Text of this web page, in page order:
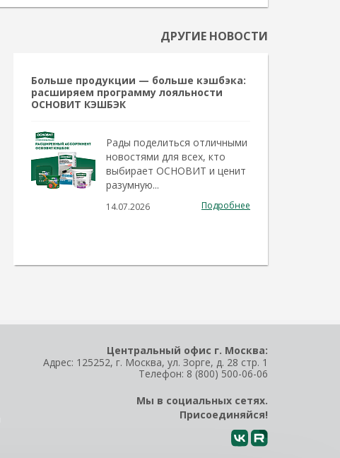
ДРУГИЕ НОВОСТИ
Больше продукции — больше кэшбэка:
расширяем программу лояльности
ОСНОВИТ КЭШБЭК
Рады поделиться отличными
новостями для всех, кто
выбирает ОСНОВИТ и ценит
разумную...
14.07.2026 Подробнее
Центральный офис г. Москва:
Адрес: 125252, г. Москва, ул. Зорге, д. 28 стр. 1
Телефон: 8 (800) 500-06-06
Мы в социальных сетях.
Присоединяйся!